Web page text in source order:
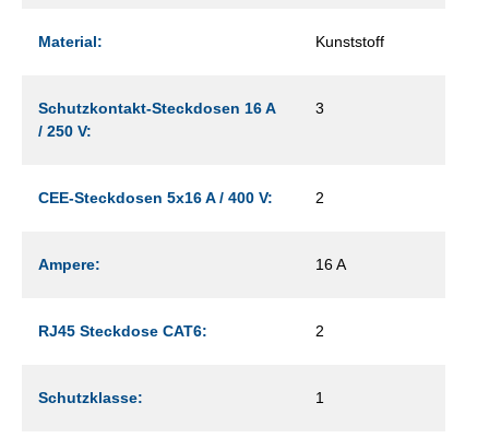
Material: Kunststoff
Schutzkontakt-Steckdosen 16 A
/ 250 V:
3
CEE-Steckdosen 5x16 A / 400 V: 2
Ampere: 16 A
RJ45 Steckdose CAT6: 2
Schutzklasse: 1